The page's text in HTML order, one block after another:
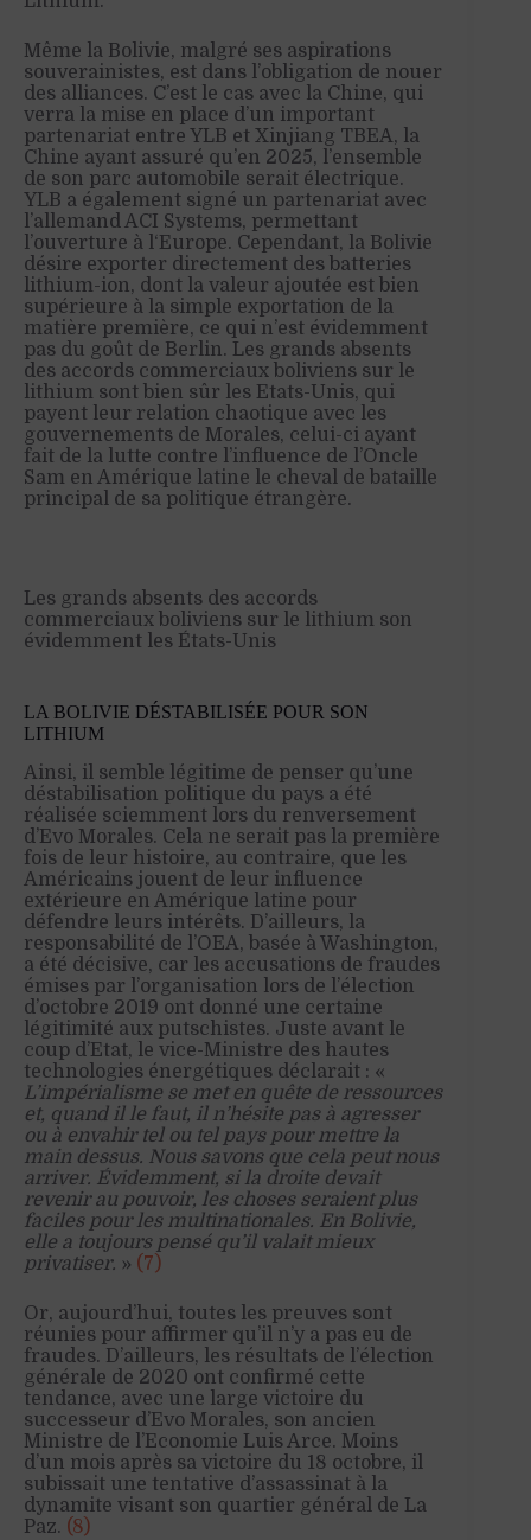
Même la Bolivie, malgré ses aspirations
souverainistes, est dans l’obligation de nouer
des alliances. C’est le cas avec la Chine, qui
verra la mise en place d’un important
partenariat entre YLB et Xinjiang TBEA, la
Chine ayant assuré qu’en 2025, l’ensemble
de son parc automobile serait électrique.
YLB a également signé un partenariat avec
l’allemand ACI Systems, permettant
l’ouverture à l‘Europe. Cependant, la Bolivie
désire exporter directement des batteries
lithium-ion, dont la valeur ajoutée est bien
supérieure à la simple exportation de la
matière première, ce qui n’est évidemment
pas du goût de Berlin. Les grands absents
des accords commerciaux boliviens sur le
lithium sont bien sûr les Etats-Unis, qui
payent leur relation chaotique avec les
gouvernements de Morales, celui-ci ayant
fait de la lutte contre l’influence de l’Oncle
Sam en Amérique latine le cheval de bataille
principal de sa politique étrangère.
Les grands absents des accords
commerciaux boliviens sur le lithium son
évidemment les États-Unis
LA BOLIVIE DÉSTABILISÉE POUR SON
LITHIUM
Ainsi, il semble légitime de penser qu’une
déstabilisation politique du pays a été
réalisée sciemment lors du renversement
d’Evo Morales. Cela ne serait pas la première
fois de leur histoire, au contraire, que les
Américains jouent de leur influence
extérieure en Amérique latine pour
défendre leurs intérêts. D’ailleurs, la
responsabilité de l’OEA, basée à Washington,
a été décisive, car les accusations de fraudes
émises par l’organisation lors de l’élection
d’octobre 2019 ont donné une certaine
légitimité aux putschistes. Juste avant le
coup d’Etat, le vice-Ministre des hautes
technologies énergétiques déclarait : «
L’impérialisme se met en quête de ressources
et, quand il le faut, il n’hésite pas à agresser
ou à envahir tel ou tel pays pour mettre la
main dessus. Nous savons que cela peut nous
arriver. Évidemment, si la droite devait
revenir au pouvoir, les choses seraient plus
faciles pour les multinationales. En Bolivie,
elle a toujours pensé qu’il valait mieux
privatiser. » (7)
Or, aujourd’hui, toutes les preuves sont
réunies pour affirmer qu’il n’y a pas eu de
fraudes. D’ailleurs, les résultats de l’élection
générale de 2020 ont confirmé cette
tendance, avec une large victoire du
successeur d’Evo Morales, son ancien
Ministre de l’Economie Luis Arce. Moins
d’un mois après sa victoire du 18 octobre, il
subissait une tentative d’assassinat à la
dynamite visant son quartier général de La
Paz. (8)